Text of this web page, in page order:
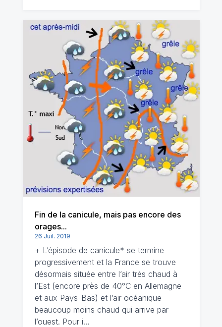
Fin de la canicule, mais pas encore des
orages...
26 Juil. 2019
+ L’épisode de canicule* se termine
progressivement et la France se trouve
désormais située entre l’air très chaud à
l’Est (encore près de 40°C en Allemagne
et aux Pays-Bas) et l’air océanique
beaucoup moins chaud qui arrive par
l’ouest. Pour i…